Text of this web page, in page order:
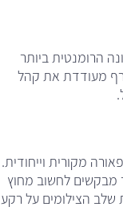
הרומנטית ביותר
מעודדת את קהל
מקורית וייחודית.
מבקשים לחשוב מחוץ
שלב הצילומים על רקע